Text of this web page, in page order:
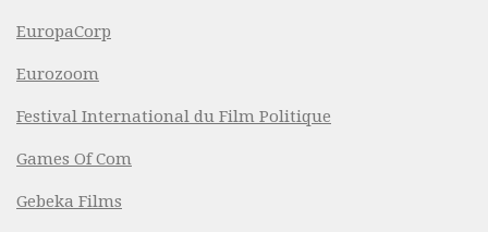
EuropaCorp
Eurozoom
Festival International du Film Politique
Games Of Com
Gebeka Films